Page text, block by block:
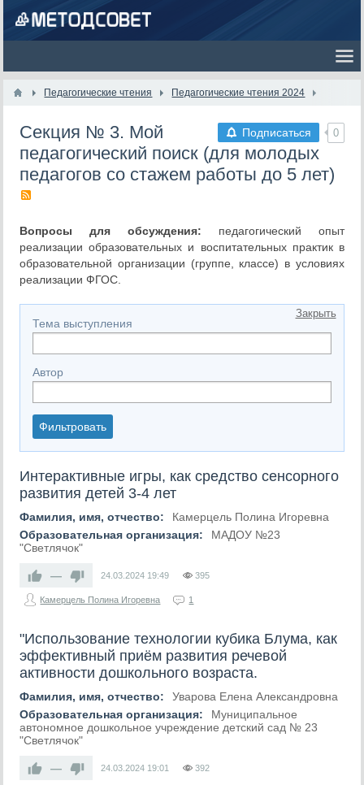
Педагогические чтения Педагогические чтения 2024
Подписаться 0
Секция № 3. Мой
педагогический поиск (для молодых
педагогов со стажем работы до 5 лет)
Вопросы для обсуждения: педагогический опыт
реализации образовательных и воспитательных практик в
образовательной организации (группе, классе) в условиях
реализации ФГОС.
Закрыть
Тема выступления
Автор
Фильтровать
Интерактивные игры, как средство сенсорного
развития детей 3-4 лет
Фамилия, имя, отчество:
Камерцель Полина Игоревна
Образовательная организация:
МАДОУ №23
"Светлячок"
— 24.03.2024 19:49 395
Камерцель Полина Игоревна 1
"Использование технологии кубика Блума, как
эффективный приём развития речевой
активности дошкольного возраста.
Фамилия, имя, отчество:
Уварова Елена Александровна
Образовательная организация:
Муниципальное
автономное дошкольное учреждение детский сад № 23
"Светлячок"
— 24.03.2024 19:01 392